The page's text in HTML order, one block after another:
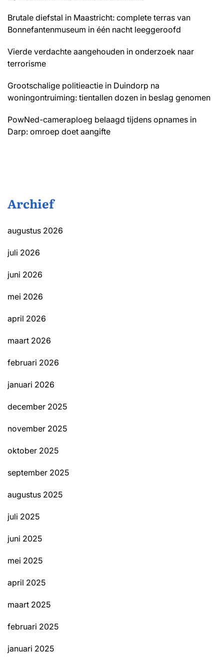
Brutale diefstal in Maastricht: complete terras van
Bonnefantenmuseum in één nacht leeggeroofd
Vierde verdachte aangehouden in onderzoek naar
terrorisme
Grootschalige politieactie in Duindorp na
woningontruiming: tientallen dozen in beslag genomen
PowNed-cameraploeg belaagd tijdens opnames in
Darp: omroep doet aangifte
Archief
augustus 2026
juli 2026
juni 2026
mei 2026
april 2026
maart 2026
februari 2026
januari 2026
december 2025
november 2025
oktober 2025
september 2025
augustus 2025
juli 2025
juni 2025
mei 2025
april 2025
maart 2025
februari 2025
januari 2025